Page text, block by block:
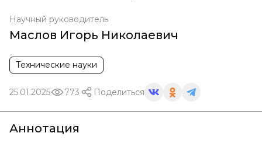
Научный руководитель
Маслов Игорь Николаевич
Технические науки
25.01.2025 773 Поделиться
Аннотация